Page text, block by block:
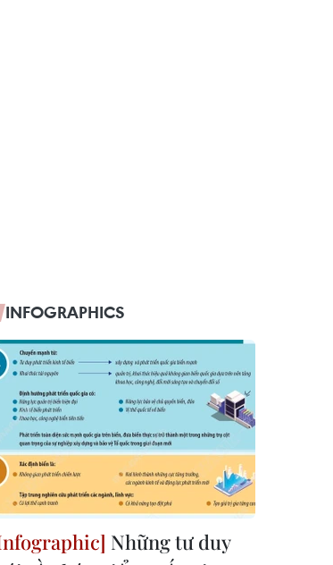
INFOGRAPHICS
Những tư duy